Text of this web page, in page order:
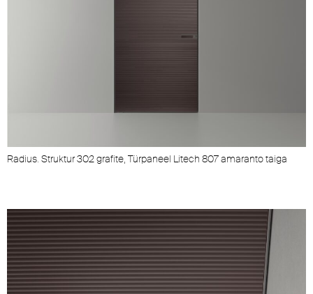
Radius. Struktur 302 grafite, Türpaneel Litech 807 amaranto taiga